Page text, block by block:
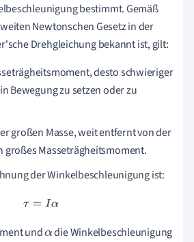
bestimmt. Gemäß
Newtonschen Gesetz in der
Drehgleichung bekannt ist, gilt:
desto schwieriger
Bewegung zu setzen oder zu
großen Masse, weit entfernt von der
großes Masseträgheitsmoment.
der Winkelbeschleunigung ist:
τ= α
undαdie Winkelbeschleunigung